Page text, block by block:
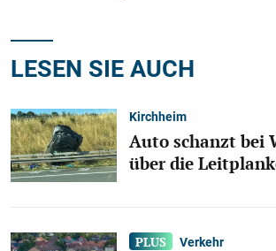
LESEN SIE AUCH
Kirchheim
Auto schanzt bei
über die
Verkehr